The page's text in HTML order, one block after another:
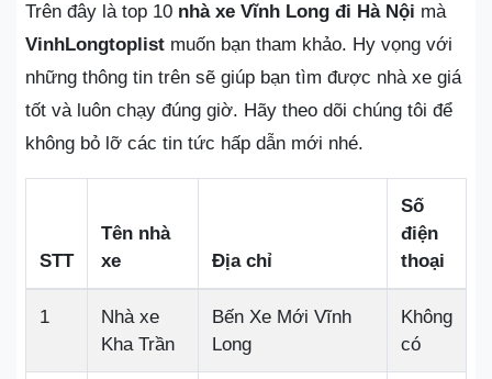
Trên đây là top 10 nhà xe Vĩnh Long đi Hà Nội mà
VinhLongtoplist muốn bạn tham khảo. Hy vọng với
những thông tin trên sẽ giúp bạn tìm được nhà xe giá
tốt và luôn chạy đúng giờ. Hãy theo dõi chúng tôi để
không bỏ lỡ các tin tức hấp dẫn mới nhé.
STT
Tên nhà
xe
Địa chỉ
Số
điện
thoại
1
Nhà xe
Kha Trần
Bến Xe Mới Vĩnh
Long
Không
có